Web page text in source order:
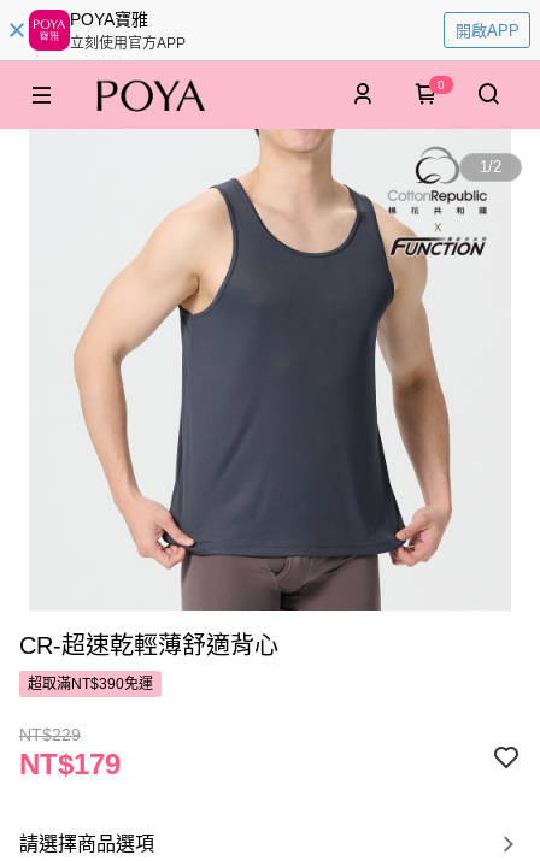
POYA寶雅
立刻使用官方APP
開啟APP
0
1/2
CR-超速乾輕薄舒適背心
超取滿NT$390免運
NT$229
NT$179
請選擇商品選項